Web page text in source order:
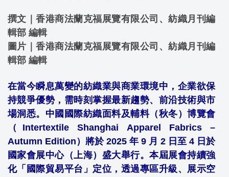
撰文｜香港商法蘭克福展覽有限公司、紡織月刊編
輯部 編輯
圖片｜香港商法蘭克福展覽有限公司、紡織月刊編
輯部 編輯
在當今瞬息萬變的紡織業與商業環境中，企業欲保
持競爭優勢，需時刻掌握最新趨勢、前沿技術與市
場洞悉。 中國國際紡織面料及輔料（秋冬）博覽會
（Intertextile Shanghai Apparel Fabrics –
Autumn Edition）將於 2025 年 9 月 2 日至 4 日於
國家會展中心（上海）盛大舉行。本屆展會持續強
化「國際貿易平台」定位，透過專區升級、展示空